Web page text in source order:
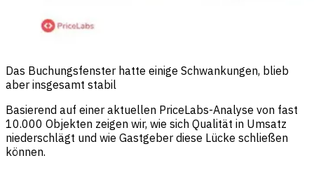
Das Buchungsfenster hatte einige Schwankungen, blieb
aber insgesamt stabil
Basierend auf einer aktuellen PriceLabs-Analyse von fast
10.000 Objekten zeigen wir, wie sich Qualität in Umsatz
niederschlägt und wie Gastgeber diese Lücke schließen
können.